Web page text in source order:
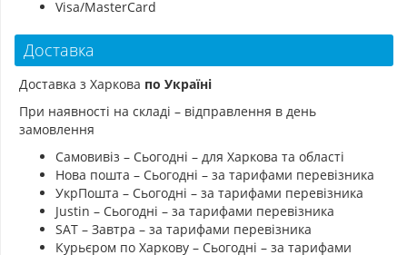
Visa/MasterCard
Доставка
Доставка з Харкова по Україні
При наявності на складі – відправлення в день
замовлення
Самовивіз – Сьогодні – для Харкова та області
Нова пошта – Сьогодні – за тарифами перевізника
УкрПошта – Сьогодні – за тарифами перевізника
Justin – Сьогодні – за тарифами перевізника
SAT – Завтра – за тарифами перевізника
Курьєром по Харкову – Сьогодні – за тарифами